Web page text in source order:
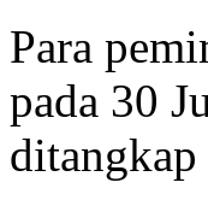
Para
pada 30